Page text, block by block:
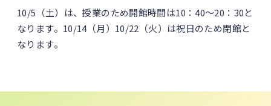
10/5（土）は、授業のため開館時間は10：40～20：30と
なります。10/14（月）10/22（火）は祝日のため閉館と
なります。